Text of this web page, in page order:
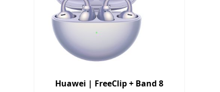
Huawei | FreeClip + Band 8